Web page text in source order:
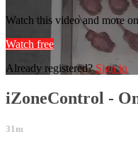
Watch this video and more
Watch free
Already registered?Sign in
iZoneControl -
31m